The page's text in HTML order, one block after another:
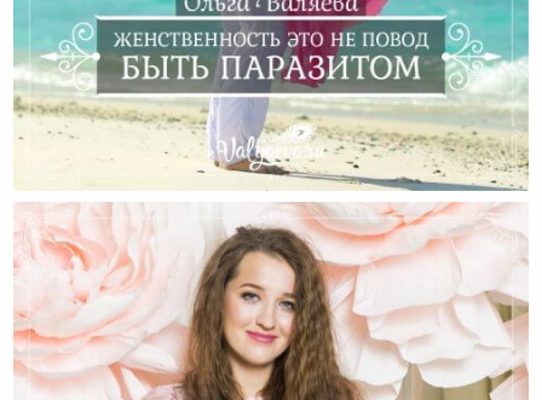
Женственность Это Не Повод Быть Паразитом